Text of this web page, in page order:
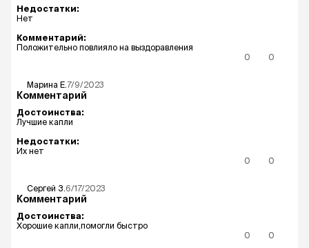
Недостатки:
Нет
Комментарий:
Положительно повлияло на выздоравления
0
0
Марина Е. 7/9/2023
Комментарий
Достоинства:
Лучшие капли
Недостатки:
Их нет
0
0
Сергей З. 6/17/2023
Комментарий
Достоинства:
Хорошие капли,помогли быстро
0
0